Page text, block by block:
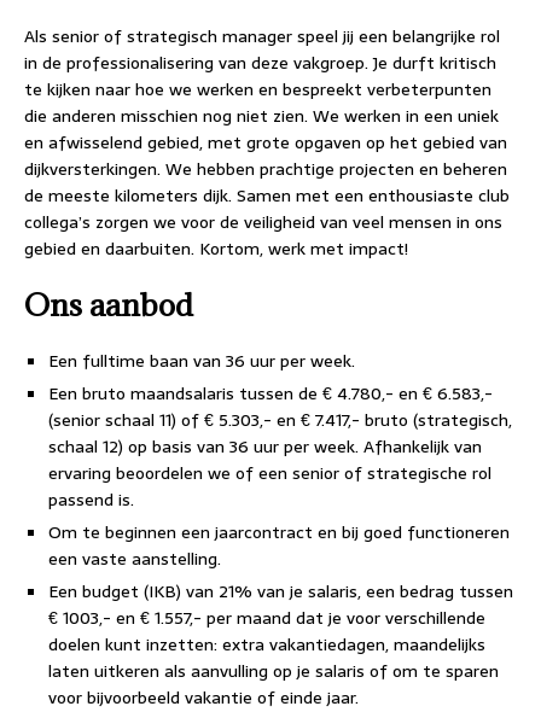
Als senior of strategisch manager speel jij een belangrijke rol
in de professionalisering van deze vakgroep. Je durft kritisch
te kijken naar hoe we werken en bespreekt verbeterpunten
die anderen misschien nog niet zien. We werken in een uniek
en afwisselend gebied, met grote opgaven op het gebied van
dijkversterkingen. We hebben prachtige projecten en beheren
de meeste kilometers dijk. Samen met een enthousiaste club
collega’s zorgen we voor de veiligheid van veel mensen in ons
gebied en daarbuiten. Kortom, werk met impact!
Ons aanbod
Een fulltime baan van 36 uur per week.
Een bruto maandsalaris tussen de € 4.780,- en € 6.583,-
(senior schaal 11) of € 5.303,- en € 7.417,- bruto (strategisch,
schaal 12) op basis van 36 uur per week. Afhankelijk van
ervaring beoordelen we of een senior of strategische rol
passend is.
Om te beginnen een jaarcontract en bij goed functioneren
een vaste aanstelling.
Een budget (IKB) van 21% van je salaris, een bedrag tussen
€ 1003,- en € 1.557,- per maand dat je voor verschillende
doelen kunt inzetten: extra vakantiedagen, maandelijks
laten uitkeren als aanvulling op je salaris of om te sparen
voor bijvoorbeeld vakantie of einde jaar.